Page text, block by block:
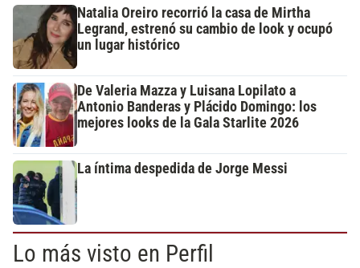
Natalia Oreiro recorrió la casa de Mirtha
Legrand, estrenó su cambio de look y ocupó
un lugar histórico
De Valeria Mazza y Luisana Lopilato a
Antonio Banderas y Plácido Domingo: los
mejores looks de la Gala Starlite 2026
La íntima despedida de Jorge Messi
Lo más visto en Perfil